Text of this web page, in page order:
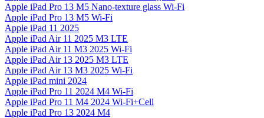
Apple iPad Pro 13 M5 Nano-texture glass Wi-Fi
Apple iPad Pro 13 M5 Wi-Fi
Apple iPad 11 2025
Apple iPad Air 11 2025 M3 LTE
Apple iPad Air 11 M3 2025 Wi-Fi
Apple iPad Air 13 2025 M3 LTE
Apple iPad Air 13 M3 2025 Wi-Fi
Apple iPad mini 2024
Apple iPad Pro 11 2024 M4 Wi-Fi
Apple iPad Pro 11 M4 2024 Wi-Fi+Cell
Apple iPad Pro 13 2024 M4